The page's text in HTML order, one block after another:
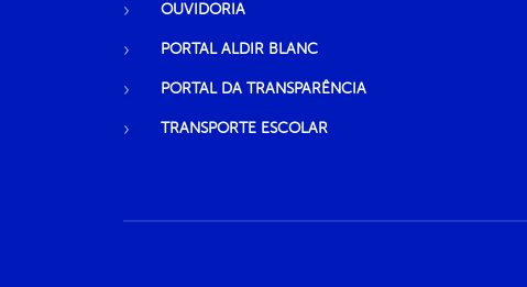
OUVIDORIA
PORTAL ALDIR BLANC
PORTAL DA TRANSPARÊNCIA
TRANSPORTE ESCOLAR